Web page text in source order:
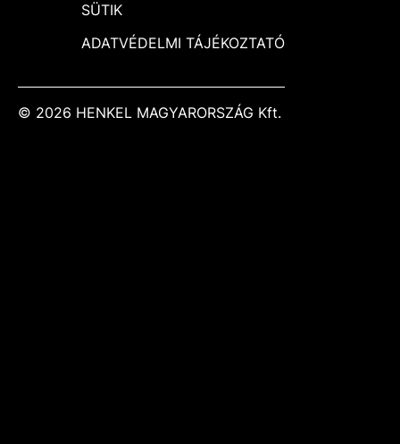
SÜTIK
ADATVÉDELMI TÁJÉKOZTATÓ
© 2026 HENKEL MAGYARORSZÁG Kft.